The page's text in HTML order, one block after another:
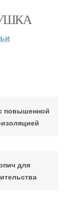
повышенной
для